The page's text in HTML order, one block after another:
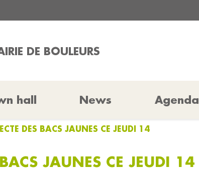
DE BOULEURS
hall News Agenda
DES BACS JAUNES CE JEUDI 14
JAUNES CE JEUDI 14